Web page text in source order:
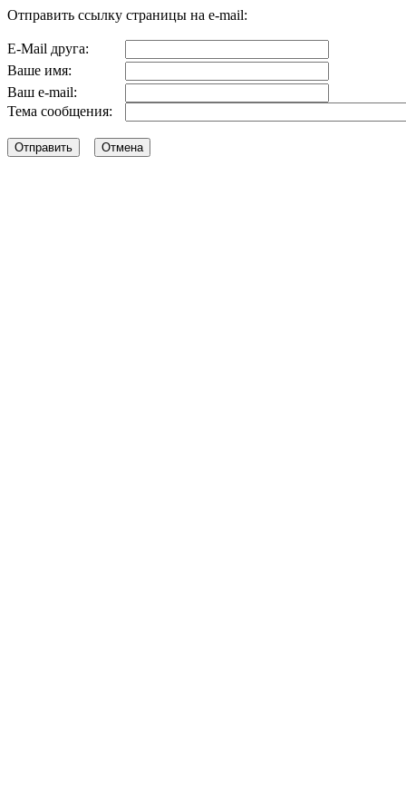
Отправить ссылку страницы на e-mail:
E-Mail друга:
Ваше имя:
Ваш e-mail:
Тема сообщения: